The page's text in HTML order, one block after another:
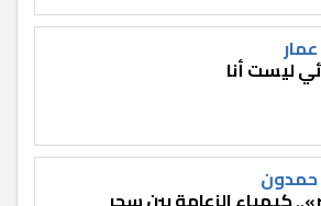
ليست أنا
حمدون